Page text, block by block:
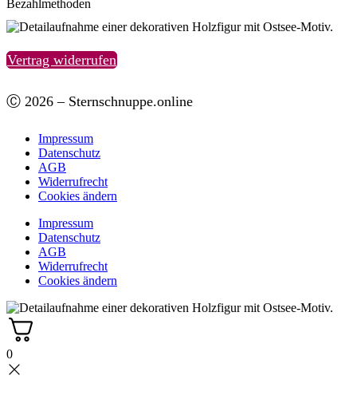
Bezahlmethoden
Vertrag widerrufen
Ⓒ 2026 – Sternschnuppe.online
Impressum
Datenschutz
AGB
Widerrufrecht
Cookies ändern
Impressum
Datenschutz
AGB
Widerrufrecht
Cookies ändern
0